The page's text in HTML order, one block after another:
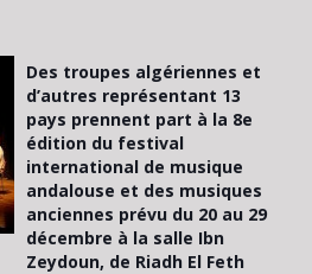
Des troupes algériennes et
d’autres représentant 13
pays prennent part à la 8e
édition du festival
international de musique
andalouse et des musiques
anciennes prévu du 20 au 29
décembre à la salle Ibn
Zeydoun, de Riadh El Feth